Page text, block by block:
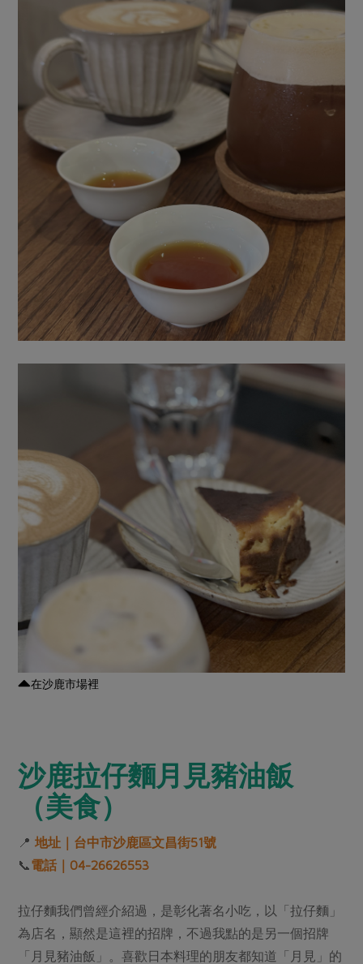
在沙鹿市場裡
沙鹿拉仔麵月見豬油飯
（美食）
📍地址｜台中市沙鹿區文昌街51號
📞 電話｜04-26626553
拉仔麵我們曾經介紹過，是彰化著名小吃，以「拉仔麵」
為店名，顯然是這裡的招牌，不過我點的是另一個招牌
「月見豬油飯」。喜歡日本料理的朋友都知道「月見」的